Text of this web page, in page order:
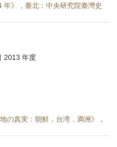
年》，臺北：中央研究院臺灣史
2013 年度
の真実：朝鮮．台湾．満洲》，